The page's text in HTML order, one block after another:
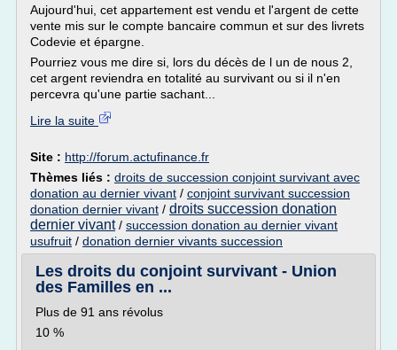
Aujourd'hui, cet appartement est vendu et l'argent de cette
vente mis sur le compte bancaire commun et sur des livrets
Codevie et épargne.
Pourriez vous me dire si, lors du décès de l un de nous 2,
cet argent reviendra en totalité au survivant ou si il n'en
percevra qu'une partie sachant...
Lire la suite
Site : http://forum.actufinance.fr
Thèmes liés : droits de succession conjoint survivant avec
donation au dernier vivant / conjoint survivant succession
donation dernier vivant / droits succession donation
dernier vivant/ succession donation au dernier vivant
usufruit / donation dernier vivants succession
Les droits du conjoint survivant - Union
des Familles en ...
Plus de 91 ans révolus
10 %